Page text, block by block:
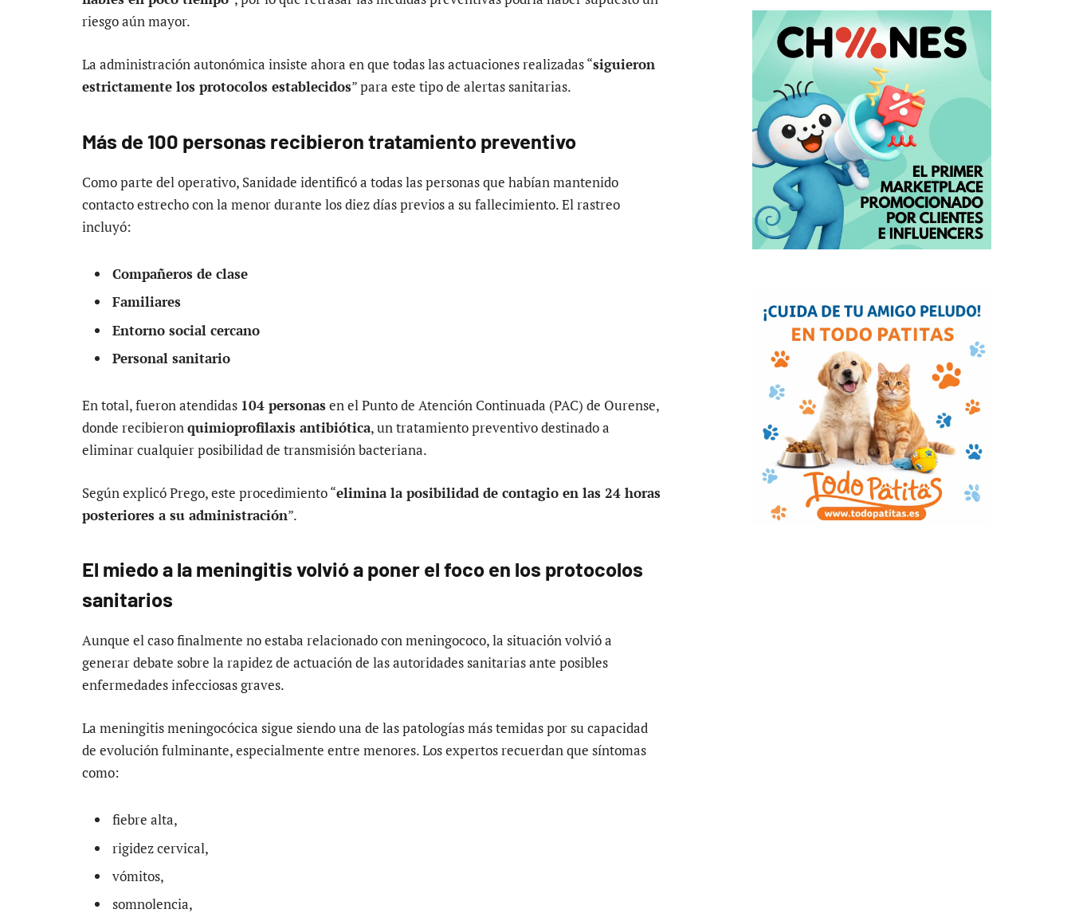
riesgo aún mayor.
La administración autonómica insiste ahora en que todas las actuaciones realizadas “siguieron
estrictamente los protocolos establecidos” para este tipo de alertas sanitarias.
Más de 100 personas recibieron tratamiento preventivo
Como parte del operativo, Sanidade identificó a todas las personas que habían mantenido
contacto estrecho con la menor durante los diez días previos a su fallecimiento. El rastreo
incluyó:
Compañeros de clase
Familiares
Entorno social cercano
Personal sanitario
En total, fueron atendidas 104 personasen el Punto de Atención Continuada (PAC) de Ourense,
donde recibieron quimioprofilaxis antibiótica, un tratamiento preventivo destinado a
eliminar cualquier posibilidad de transmisión bacteriana.
Según explicó Prego, este procedimiento “elimina la posibilidad de contagio en las 24 horas
posteriores a su administración”.
El miedo a la meningitis volvió a poner el foco en los protocolos
sanitarios
Aunque el caso finalmente no estaba relacionado con meningococo, la situación volvió a
generar debate sobre la rapidez de actuación de las autoridades sanitarias ante posibles
enfermedades infecciosas graves.
La meningitis meningocócica sigue siendo una de las patologías más temidas por su capacidad
de evolución fulminante, especialmente entre menores. Los expertos recuerdan que síntomas
como:
fiebre alta,
rigidez cervical,
vómitos,
somnolencia,